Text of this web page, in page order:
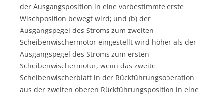
der Ausgangsposition in eine vorbestimmte erste
Wischposition bewegt wird; und (b) der
Ausgangspegel des Stroms zum zweiten
Scheibenwischermotor eingestellt wird höher als der
Ausgangspegel des Stroms zum ersten
Scheibenwischermotor, wenn das zweite
Scheibenwischerblatt in der Rückführungsoperation
aus der zweiten oberen Rückführungsposition in eine